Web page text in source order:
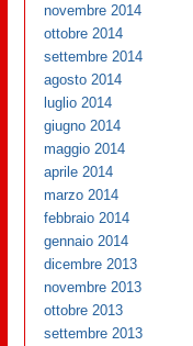
novembre 2014
ottobre 2014
settembre 2014
agosto 2014
luglio 2014
giugno 2014
maggio 2014
aprile 2014
marzo 2014
febbraio 2014
gennaio 2014
dicembre 2013
novembre 2013
ottobre 2013
settembre 2013